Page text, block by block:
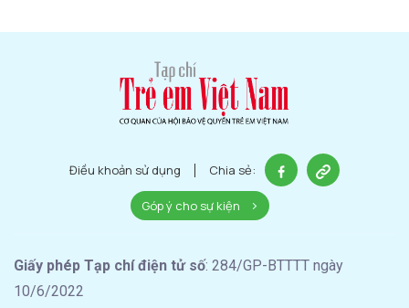
Điều khoản sử dụng Chia sẻ:
Góp ý cho sự kiện
Giấy phép Tạp chí điện tử số: 284/GP-BTTTT ngày
10/6/2022